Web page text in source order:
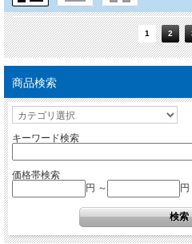
1 2
商品検索
キーワード検索
価格帯検索
円 ～
円